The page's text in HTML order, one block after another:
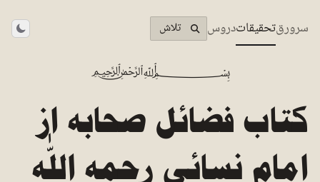
سرورقتحقیقاتدروس تلاش
﷽
کتاب فضائل صحابہ از
امام نسائی رحمہ اللّٰه